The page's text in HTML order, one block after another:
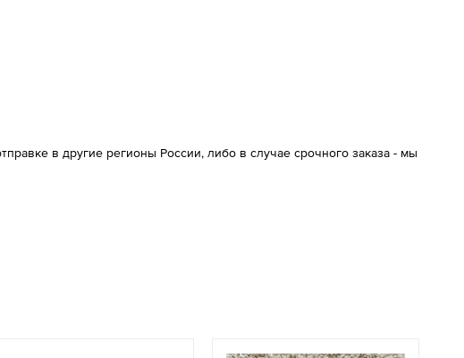
в другие регионы России, либо в случае срочного заказа - мы